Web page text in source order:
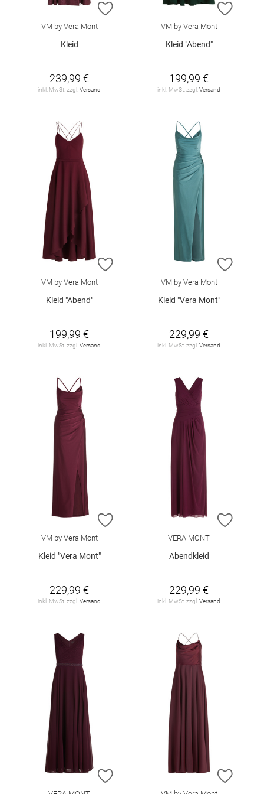
ZUR WUNSCHLISTE HINZUFÜGEN
VM by Vera Mont
Kleid
239,99 €
inkl. MwSt. zzgl.Versand
ZUR
VM by Vera Mont
Kleid "Abend"
199,99 €
inkl. MwSt. zzgl.Versand
ZUR WUNSCHLISTE HINZUFÜGEN
VM by Vera Mont
Kleid "Abend"
199,99 €
inkl. MwSt. zzgl. Versand
ZUR
VM by Vera Mont
Kleid "Vera Mont"
229,99 €
inkl. MwSt. zzgl. Versand
ZUR WUNSCHLISTE HINZUFÜGEN
VM by Vera Mont
Kleid "Vera Mont"
229,99 €
inkl. MwSt. zzgl. Versand
ZUR
VERA MONT
Abendkleid
229,99 €
inkl. MwSt. zzgl. Versand
ZUR WUNSCHLISTE HINZUFÜGEN
ZUR